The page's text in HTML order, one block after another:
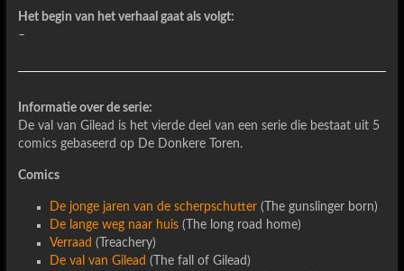
Het begin van het verhaal gaat als volgt:
–
Informatie over de serie:
De val van Gilead is het vierde deel van een serie die bestaat uit 5
comics gebaseerd op De Donkere Toren.
Comics
De jonge jaren van de scherpschutter (The gunslinger born)
De lange weg naar huis(The long road home)
Verraad (Treachery)
De val van Gilead (The fall of Gilead)